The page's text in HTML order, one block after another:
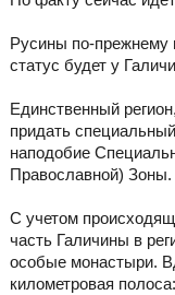
Русины по-
статус будет у
Единственный
придать
наподобие
Православной) Зоны.
С учетом
часть Галичины в
особые монастыри.
километровая